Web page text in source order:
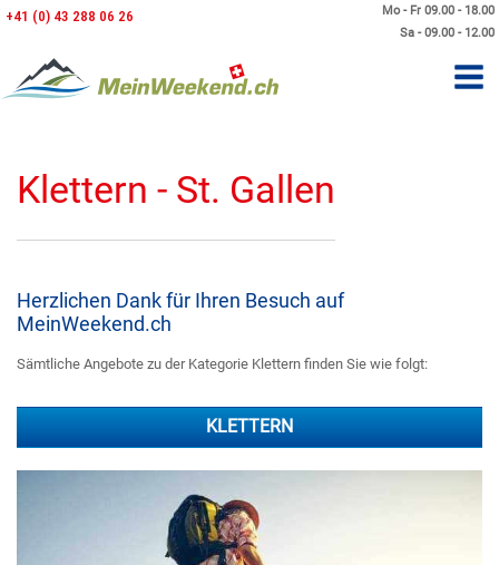
Mo - Fr 09.00 - 18.00
Sa - 09.00 - 12.00
+41 (0) 43 288 06 26
Klettern - St. Gallen
Herzlichen Dank für Ihren Besuch auf
MeinWeekend.ch
Sämtliche Angebote zu der Kategorie Klettern finden Sie wie folgt:
KLETTERN